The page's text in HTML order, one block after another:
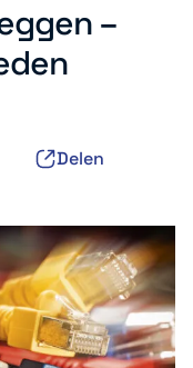
–
Delen